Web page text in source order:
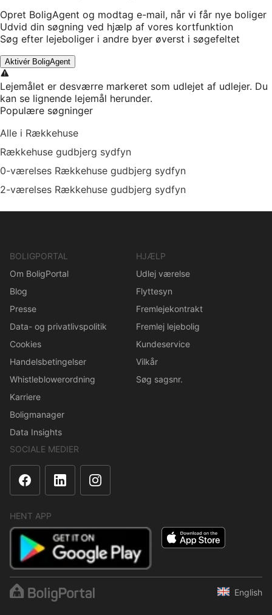
Opret BoligAgent og modtag e-mail, når vi får nye boliger
Udvid din søgning ved hjælp af vores kortfunktion
Søg efter lejeboliger i andre byer øverst i søgefeltet
Aktivér BoligAgent
Lejemålet er desværre markeret som udlejet af udlejer. Du
kan se lignende lejemål herunder.
Populære søgninger
Alle i Rækkehuse
Rækkehuse gudbjerg sydfyn
0-værelses Rækkehuse gudbjerg sydfyn
2-værelses Rækkehuse gudbjerg sydfyn
BOLIGPORTAL
Om BoligPortal
Blog
Presse
Data- og privatlivspolitik
Cookies
Handelsbetingelser
Whistleblowerordning
Karriere
Boligmanager
Data Insights
HJÆLP
Udlej værelse
Flyttesyn
Fremlejekontrakt
Fremlej lejebolig
Kundeservice
Vilkår
Søg sagsnr.
SOCIALE MEDIER
HENT APP
English